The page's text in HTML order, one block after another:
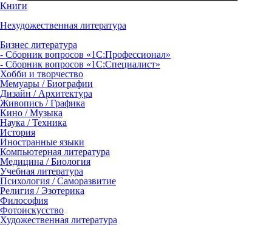
Книги
Нехудожественная литература
Бизнес литература
- Сборник вопросов «1С:Профессионал»
- Сборник вопросов «1С:Специалист»
Хобби и творчество
Мемуары / Биографии
Дизайн / Архитектура
Живопись / Графика
Кино / Музыка
Наука / Техника
История
Иностранные языки
Компьютерная литература
Медицина / Биология
Учебная литература
Психология / Саморазвитие
Религия / Эзотерика
Философия
Фотоискусство
Художественная литература